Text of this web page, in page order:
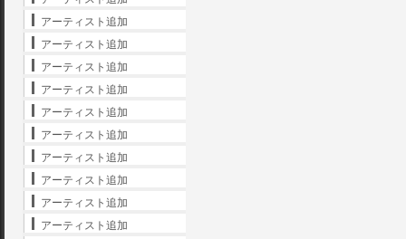
アーティスト追加
アーティスト追加
アーティスト追加
アーティスト追加
アーティスト追加
アーティスト追加
アーティスト追加
アーティスト追加
アーティスト追加
アーティスト追加